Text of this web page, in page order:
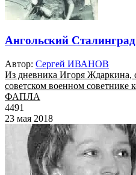
Ангольский Сталинград
Автор: Сергей ИВАНОВ
Из дневника Игоря Ждаркина,
советском военном советнике
ФАПЛА
4491
23 мая 2018